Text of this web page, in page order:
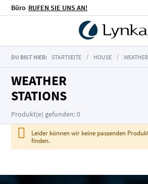
Büro RUFEN SIE UNS AN!
DU BIST HIER: STARTSEITE HOUSE
WEATHER
STATIONS
Produkt(e) gefunden: 0
Leider können wir keine passenden
finden.